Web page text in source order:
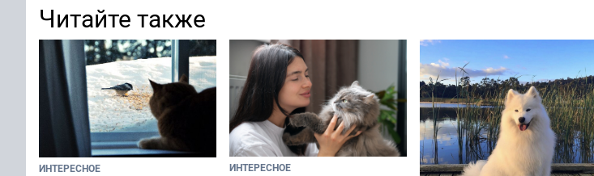
Читайте также
ИНТЕРЕСНОЕ ИНТЕРЕСНОЕ